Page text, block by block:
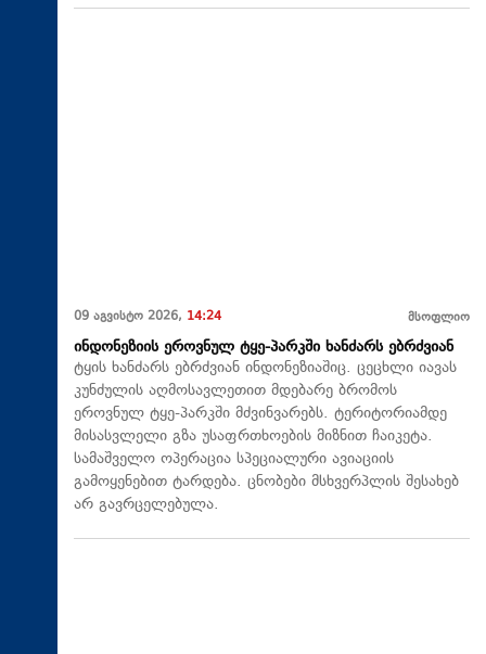
09 აგვისტო 2026, 14:24 მსოფლიო
ინდონეზიის ეროვნულ ტყე-პარკში ხანძარს ებრძვიან
ტყის ხანძარს ებრძვიან ინდონეზიაშიც. ცეცხლი იავას
კუნძულის აღმოსავლეთით მდებარე ბრომოს
ეროვნულ ტყე-პარკში მძვინვარებს. ტერიტორიამდე
მისასვლელი გზა უსაფრთხოების მიზნით ჩაიკეტა.
სამაშველო ოპერაცია სპეციალური ავიაციის
გამოყენებით ტარდება. ცნობები მსხვერპლის შესახებ
არ გავრცელებულა.